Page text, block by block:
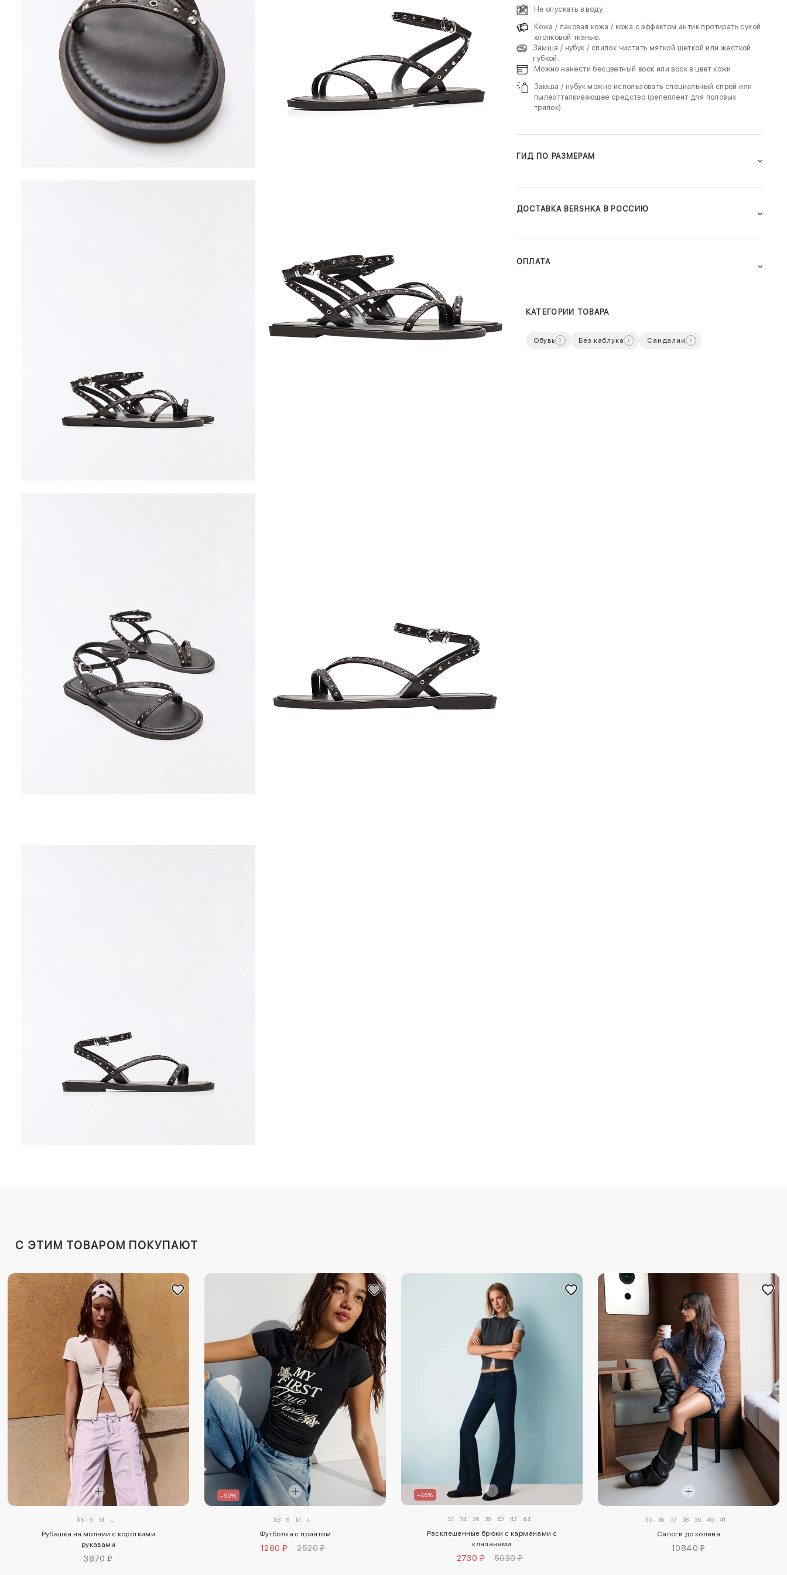
Не опускать в воду.
Кожа / лаковая кожа / кожа с эффектом антик протирать сухой
хлопковой тканью.
Замша / нубук / спилок чистить мягкой щеткой или жесткой
губкой.
Можно нанести бесцветный воск или воск в цвет кожи.
Замша / нубук можно использовать специальный спрей или
пылеотталкивающее средство (репеллент для половых
тряпок).
ГИД ПО РАЗМЕРАМ
ДОСТАВКА BERSHKA В РОССИЮ
ОПЛАТА
КАТЕГОРИИ ТОВАРА
Обувь Без каблука Сандалии
C ЭТИМ ТОВАРОМ ПОКУПАЮТ
XS S M L
Рубашка на молнии с короткими
рукавами
3870 ₽
–50%
XS S M L
Футболка с принтом
1260 ₽ 2520 ₽
–46%
32 34 36 38 40 42 44
Расклешенные брюки с карманами с
клапанами
2730 ₽ 5030 ₽
35 36 37 38 39 40 41
Сапоги до колена
10840 ₽